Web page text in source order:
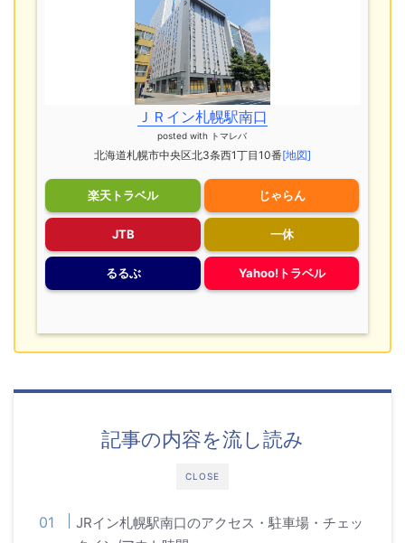
ＪＲイン札幌駅南口
posted with トマレバ
北海道札幌市中央区北3条西1丁目10番[地図]
楽天トラベル じゃらん
JTB 一休
るるぶ Yahoo!トラベル
CLOSE
記事の内容を流し読み
JRイン札幌駅南口のアクセス・駐車場・チェッ